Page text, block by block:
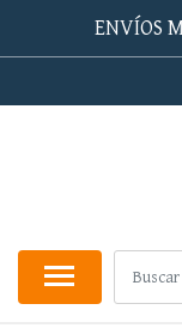
ENVÍOS